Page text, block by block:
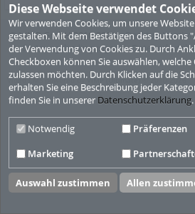
Diese Webseite verwendet
Wir verwenden Cookies, um unsere
gestalten. Mit dem Bestätigen des Buttons
der Verwendung von Cookies zu. Durch
Checkboxen können Sie auswählen, welche
zulassen möchten. Durch Klicken auf die
erhalten Sie eine Beschreibung jeder
finden Sie in unserer Datenschutzerklärung.
Notwendig
Präferenzen
Marketing
Auswahl zustimmen Allen
© ViMP GmbH 2010-2026
Desktop Version
Nutzungsbedingungen
Video CMS powered byViMP (Ultimate)© 2010-2026